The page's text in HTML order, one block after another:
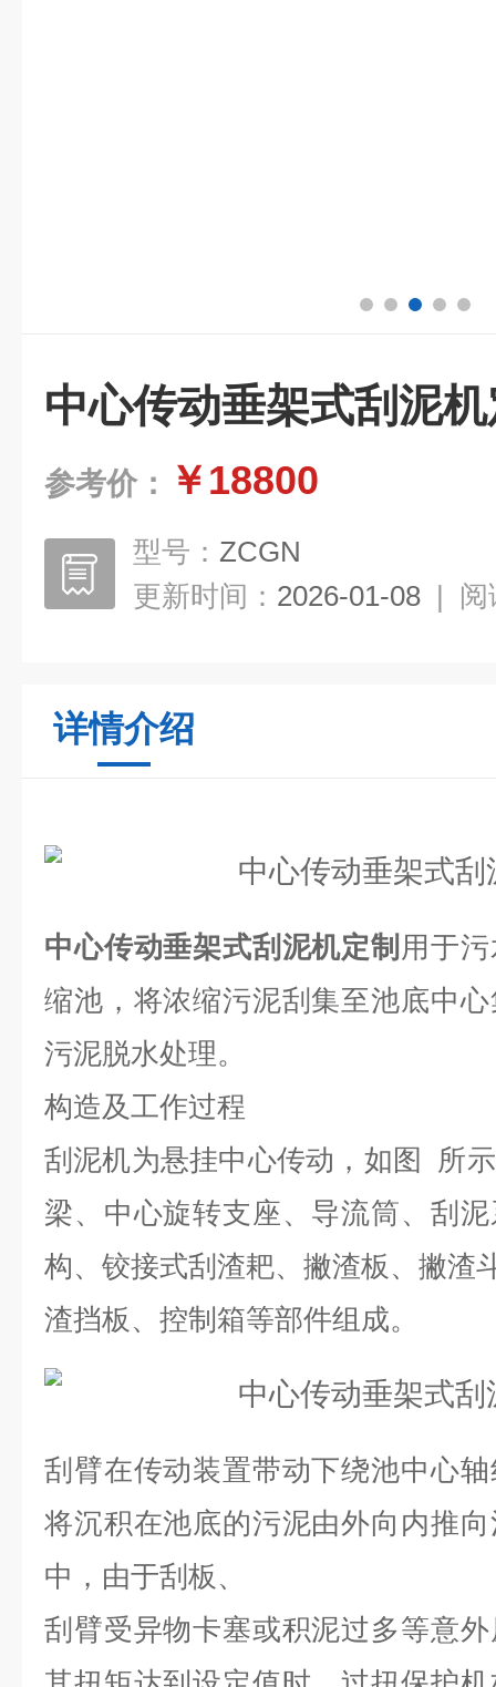
中心传动垂架式刮泥
参考价： ￥18800
型号： ZCGN
更新时间： 2026-01-08 | 阅
详情介绍
中心传动垂架式刮泥机定制 用于
缩池，将浓缩污泥刮集至池底中
污泥脱水处理。
构造及工作过程
刮泥机为悬挂中心传动，如图 所
梁、中心旋转支座、导流筒、刮
构、铰接式刮渣耙、撇渣板、撇渣
渣挡板、控制箱等部件组成。
刮臂在传动装置带动下绕池中心
将沉积在池底的污泥由外向内推
中，由于刮板、
刮臂受异物卡塞或积泥过多等意